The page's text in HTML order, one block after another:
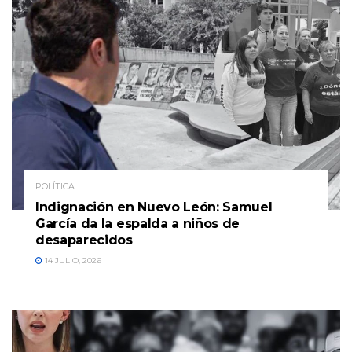
POLÍTICA
Indignación en Nuevo León: Samuel
García da la espalda a niños de
desaparecidos
14 JULIO, 2026